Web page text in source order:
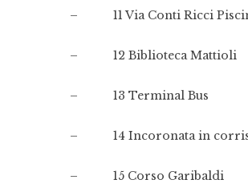
– 11 Via Conti Ricci
– 12 Biblioteca Mattioli
– 13 Terminal Bus
– 14 Incoronata in
– 15 Corso Garibaldi